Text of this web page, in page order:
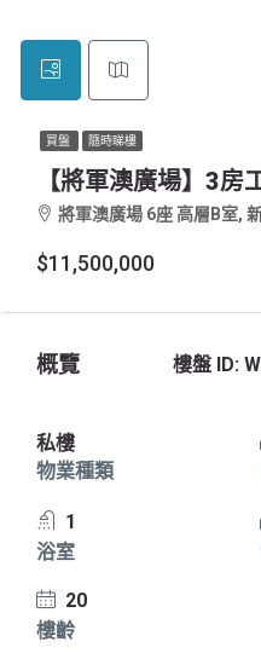
買盤 隨時睇樓
【將軍澳廣場】3房
將軍澳廣場 6座 高層B室,
$11,500,000
概覽 樓盤 ID:
私樓
物業種類
1
浴室
20
樓齡